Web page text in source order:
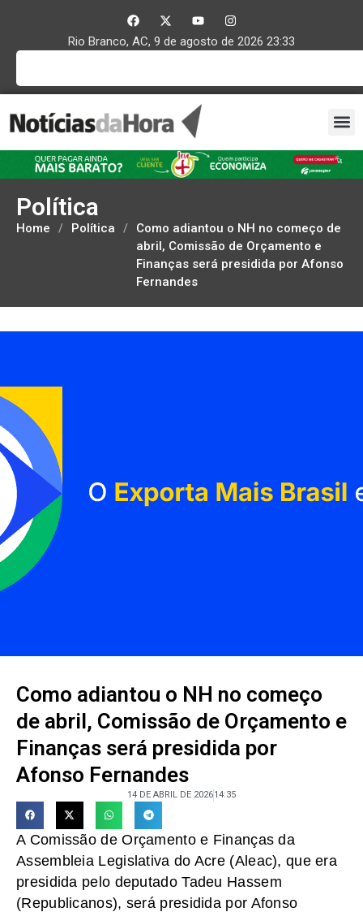
Rio Branco, AC, 9 de agosto de 2026 23:33
Política
Home / Política /
Como adiantou o NH no começo de
abril, Comissão de Orçamento e
Finanças será presidida por Afonso
Fernandes
Como adiantou o NH no começo
de abril, Comissão de Orçamento e
Finanças será presidida por
Afonso Fernandes
14 DE ABRIL DE 202614:35
A Comissão de Orçamento e Finanças da
Assembleia Legislativa do Acre (Aleac), que era
presidida pelo deputado Tadeu Hassem
(Republicanos), será presidida por Afonso